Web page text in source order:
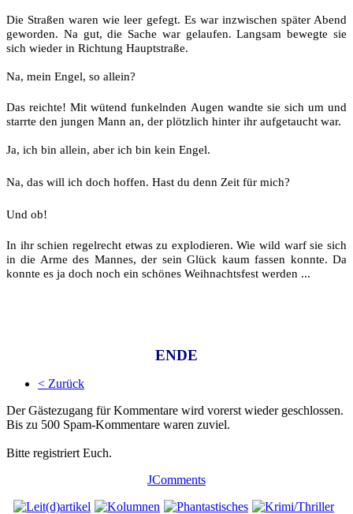
Die Straßen waren wie leer gefegt. Es war inzwischen später Abend
geworden. Na gut, die Sache war gelaufen. Langsam bewegte sie
sich wieder in Richtung Hauptstraße.
Na, mein Engel, so allein?
Das reichte! Mit wütend funkelnden Augen wandte sie sich um und
starrte den jungen Mann an, der plötzlich hinter ihr aufgetaucht war.
Ja, ich bin allein, aber ich bin kein Engel.
Na, das will ich doch hoffen. Hast du denn Zeit für mich?
Und ob!
In ihr schien regelrecht etwas zu explodieren. Wie wild warf sie sich
in die Arme des Mannes, der sein Glück kaum fassen konnte. Da
konnte es ja doch noch ein schönes Weihnachtsfest werden ...
ENDE
< Zurück
Der Gästezugang für Kommentare wird vorerst wieder geschlossen.
Bis zu 500 Spam-Kommentare waren zuviel.
Bitte registriert Euch.
JComments